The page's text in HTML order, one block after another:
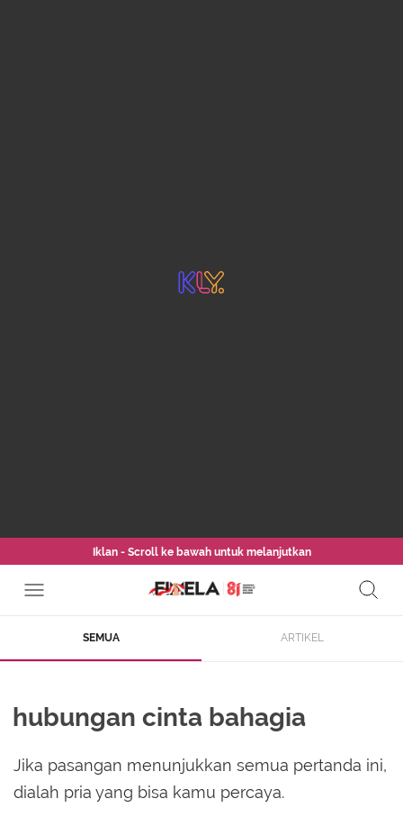
Iklan - Scroll ke bawah untuk melanjutkan
SEMUA ARTIKEL
hubungan cinta bahagia
Jika pasangan menunjukkan semua pertanda ini,
dialah pria yang bisa kamu percaya.